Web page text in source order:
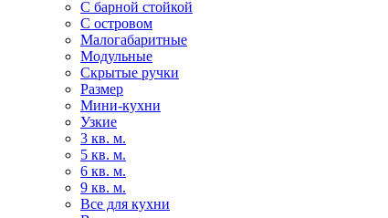
С барной стойкой
С островом
Малогабаритные
Модульные
Скрытые ручки
Размер
Мини-кухни
Узкие
3 кв. м.
5 кв. м.
6 кв. м.
9 кв. м.
Все для кухни